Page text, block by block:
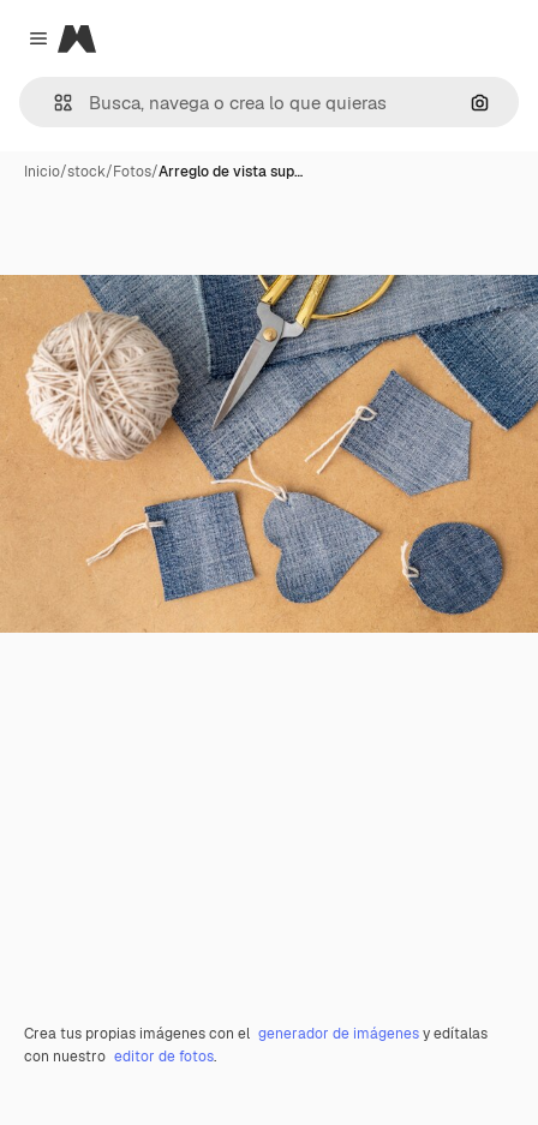
Close menu
Magnific
Inicio/stock/Fotos/Arreglo de vista sup…
Crea tus propias imágenes con el generador de imágenesy edítalas
con nuestro editor de fotos.